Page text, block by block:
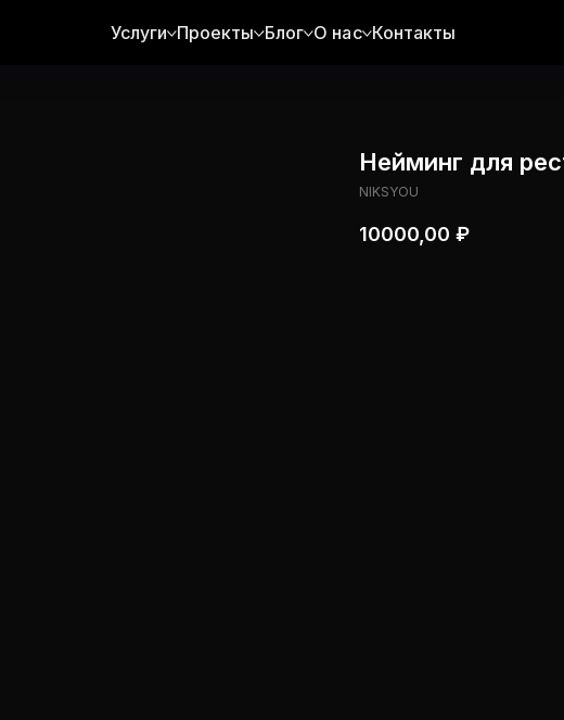
Услуги Проекты Блог О нас Контакты
Нейминг для
NIKSYOU
10000,00 ₽